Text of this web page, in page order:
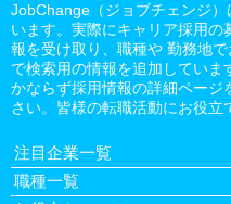
JobChange（ジョブチェンジ
います。実際にキャリア採用
報を受け取り、職種や 勤務地
で検索用の情報を追加していま
かならず採用情報の詳細ペー
さい。皆様の転職活動にお役立
注目企業一覧
職種一覧